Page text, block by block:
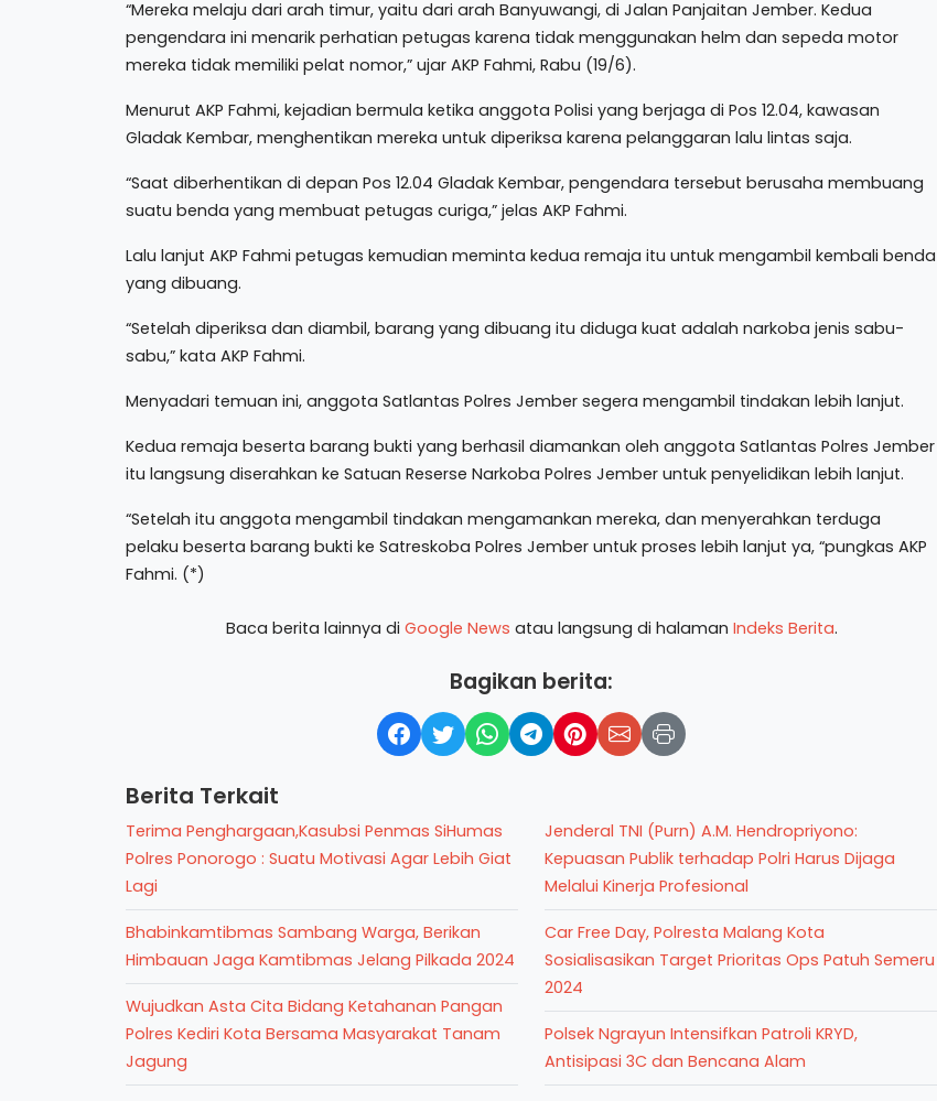
“Mereka melaju dari arah timur, yaitu dari arah Banyuwangi, di Jalan Panjaitan Jember. Kedua
pengendara ini menarik perhatian petugas karena tidak menggunakan helm dan sepeda motor
mereka tidak memiliki pelat nomor,” ujar AKP Fahmi, Rabu (19/6).
Menurut AKP Fahmi, kejadian bermula ketika anggota Polisi yang berjaga di Pos 12.04, kawasan
Gladak Kembar, menghentikan mereka untuk diperiksa karena pelanggaran lalu lintas saja.
“Saat diberhentikan di depan Pos 12.04 Gladak Kembar, pengendara tersebut berusaha membuang
suatu benda yang membuat petugas curiga,” jelas AKP Fahmi.
Lalu lanjut AKP Fahmi petugas kemudian meminta kedua remaja itu untuk mengambil kembali benda
yang dibuang.
“Setelah diperiksa dan diambil, barang yang dibuang itu diduga kuat adalah narkoba jenis sabu-
sabu,” kata AKP Fahmi.
Menyadari temuan ini, anggota Satlantas Polres Jember segera mengambil tindakan lebih lanjut.
Kedua remaja beserta barang bukti yang berhasil diamankan oleh anggota Satlantas Polres Jember
itu langsung diserahkan ke Satuan Reserse Narkoba Polres Jember untuk penyelidikan lebih lanjut.
“Setelah itu anggota mengambil tindakan mengamankan mereka, dan menyerahkan terduga
pelaku beserta barang bukti ke Satreskoba Polres Jember untuk proses lebih lanjut ya, “pungkas AKP
Fahmi. (*)
Baca berita lainnya di Google News atau langsung di halaman Indeks Berita.
Bagikan berita:
Berita Terkait
Terima Penghargaan,Kasubsi Penmas SiHumas
Polres Ponorogo : Suatu Motivasi Agar Lebih Giat
Lagi
Bhabinkamtibmas Sambang Warga, Berikan
Himbauan Jaga Kamtibmas Jelang Pilkada 2024
Wujudkan Asta Cita Bidang Ketahanan Pangan
Polres Kediri Kota Bersama Masyarakat Tanam
Jagung
Jenderal TNI (Purn) A.M. Hendropriyono:
Kepuasan Publik terhadap Polri Harus Dijaga
Melalui Kinerja Profesional
Car Free Day, Polresta Malang Kota
Sosialisasikan Target Prioritas Ops Patuh Semeru
2024
Polsek Ngrayun Intensifkan Patroli KRYD,
Antisipasi 3C dan Bencana Alam